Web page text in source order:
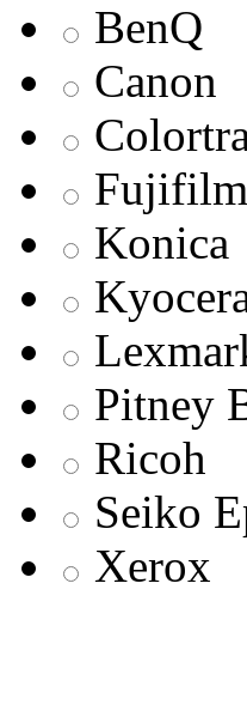
BenQ
Canon
Fujifilm
Konica
Pitney
Ricoh
Seiko
Xerox